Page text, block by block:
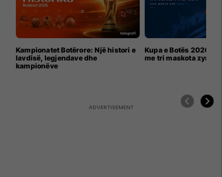
Kampionatet Botërore: Një histori e
lavdisë, legjendave dhe
kampionëve
Kupa e Botës 2026
me tri maskota zyrtare